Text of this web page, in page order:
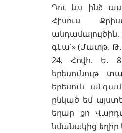
Դու ևս ինձ
Հիսուս
գնա՛» (Մատթ. Թ.
24, Հովհ. Ե.
երեսունութ
երեսուն անգամ
ընկած եմ
եղար քո
նմանակից եղիր